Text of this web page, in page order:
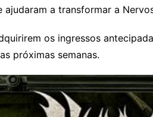
ajudaram a transformar a
os ingressos
próximas semanas.